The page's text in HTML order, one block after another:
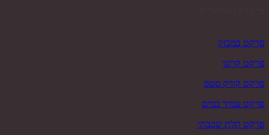
פרקט במבוק
פרקט קרונו
פרקט קוויק סטפ
פרקט עמיד במים
פרקט תלת שכבתי